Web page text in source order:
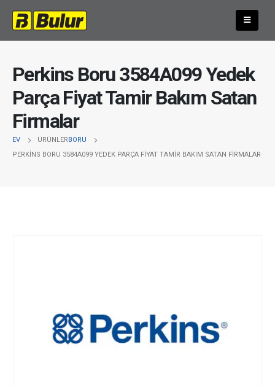
Perkins Boru 3584A099 Yedek
Parça Fiyat Tamir Bakım Satan
Firmalar
EV ÜRÜNLERBORU
PERKINS BORU 3584A099 YEDEK PARÇA FIYAT TAMIR BAKIM SATAN FIRMALAR